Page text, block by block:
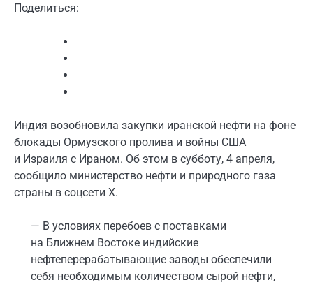
Поделиться:
Индия возобновила закупки иранской нефти на фоне
блокады Ормузского пролива и войны США
и Израиля с Ираном. Об этом в субботу, 4 апреля,
сообщило министерство нефти и природного газа
страны в соцсети Х.
— В условиях перебоев с поставками
на Ближнем Востоке индийские
нефтеперерабатывающие заводы обеспечили
себя необходимым количеством сырой нефти,